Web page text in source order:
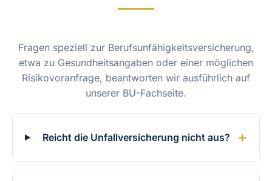
Fragen speziell zur Berufsunfähigkeitsversicherung,
etwa zu Gesundheitsangaben oder einer möglichen
Risikovoranfrage, beantworten wir ausführlich auf
unserer BU-Fachseite.
Reicht die Unfallversicherung nicht aus?